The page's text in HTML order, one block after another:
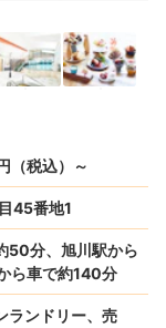
（税込）～
45番地1
50分、旭川駅から
ら車で約140分
ランドリー、売